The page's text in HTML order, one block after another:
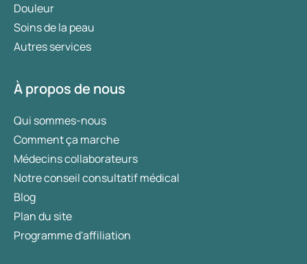
Douleur
Soins de la peau
Autres services
À propos de nous
Qui sommes-nous
Comment ça marche
Médecins collaborateurs
Notre conseil consultatif médical
Blog
Plan du site
Programme d'affiliation